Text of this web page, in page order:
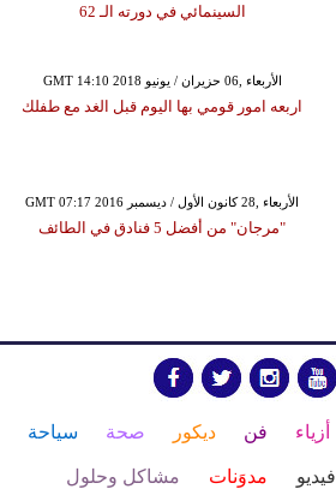
السينمائي في دورته الـ 62
GMT 14:10 2018 الأربعاء ,06 حزيران / يونيو
اربعه امور قومي بها اليوم قبل الغد مع طفلك
GMT 07:17 2016 الأربعاء ,28 كانون الأول / ديسمبر
"مرجان" من أفضل 5 فنادق في الطائف
أزياء فن ديكور صحة سياحة
فيديو مدوَنات مشاكل وحلول